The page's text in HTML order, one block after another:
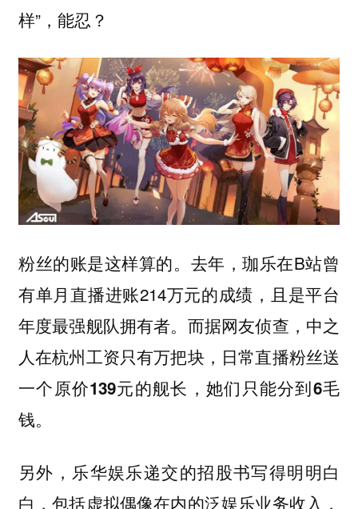
样”，能忍？
粉丝的账是这样算的。去年，珈乐在B站曾
有单月直播进账214万元的成绩，且是平台
年度最强舰队拥有者。而据网友侦查，中之
人在杭州工资只有万把块， 日常直播粉丝送
一个原价139元的舰长，她们只能分到6毛
钱。
另外，乐华娱乐递交的招股书写得明明白
白，包括虚拟偶像在内的泛娱乐业务收入，